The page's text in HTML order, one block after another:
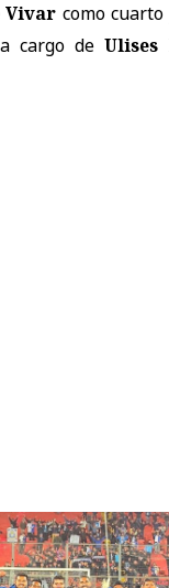
Vivar como
cargo deUlises